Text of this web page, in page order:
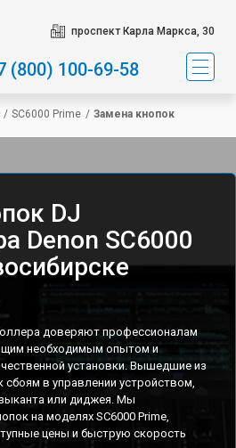
проспект Карла Маркса, 30
(800) 100-69-58
/ SC6000 Prime / Замена кнопок
DJ
Denon SC6000
доверяют профессионалам
необходимым опытом и
установки. Вышедшие из
сбоям в управлении устройством,
или диджея. Мы
на моделях SC6000 Prime,
цены и быструю скорость